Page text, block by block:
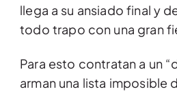
llega a su ansiado final y
todo trapo con una gran
Para esto contratan a un
arman una lista imposible